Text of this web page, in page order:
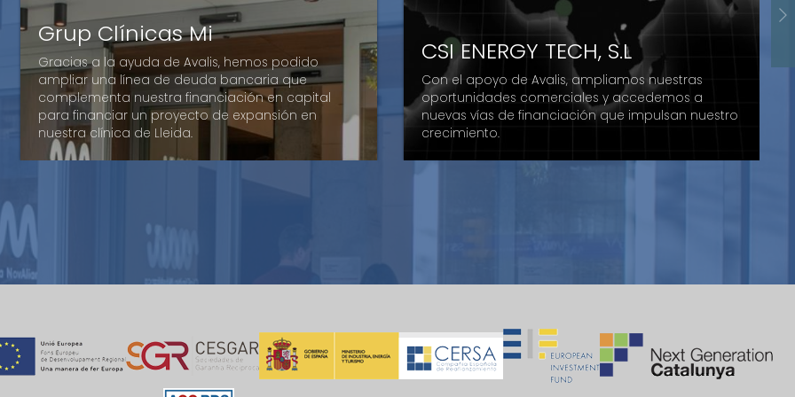
Grup Clínicas Mi
Gracias a la ayuda de Avalis, hemos podido
ampliar una línea de deuda bancaria que
complementa nuestra financiación en capital
para financiar un proyecto de expansión en
nuestra clínica de Lleida.
CSI ENERGY TECH, S.L
Con el apoyo de Avalis, ampliamos nuestras
oportunidades comerciales y accedemos a
nuevas vías de financiación que impulsan nuestro
crecimiento.
Units-4
La ayuda de Avalis nos ha dado la seguridad de
poder disponer de una financiación de circulante
suficiente para cubrir nuestras necesidades. Su
apoyo ha facilitado la posibilidad de ofrecer a
nuestros proveedores la confianza requerida para
financiarse.
Dares Technology
Gracias a la ayuda de Avalis, hemos podido
movilizar ayudas públicas a largo plazo, que
complementan nuestra financiación en capital.
Segufoc
Avalis de Catalunya ha sido una herramienta que
nos ha permitido facilidades para obtener la
financiación.
Edibel
La ayuda de Avalis nos ha aportado solidez
financiera y confianza en nuestras operaciones.
Este apoyo nos ha facilitado el acceso a la
financiación en condiciones competitivas.